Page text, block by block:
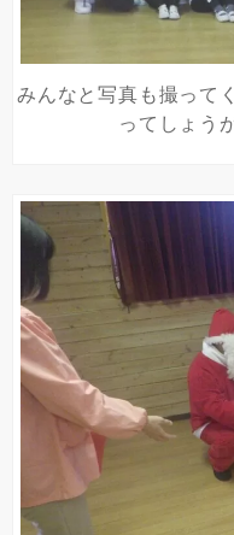
みんなと写真も撮って
ってしょう